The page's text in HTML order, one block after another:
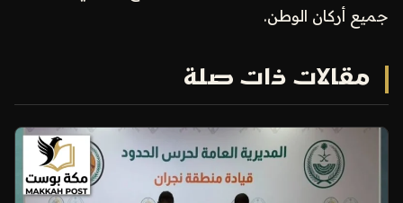
جميع أركان الوطن.
مقالات ذات صلة